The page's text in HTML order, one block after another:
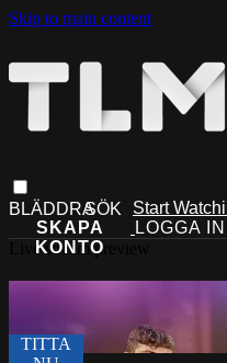
Skip to main content
Start
Live stream preview